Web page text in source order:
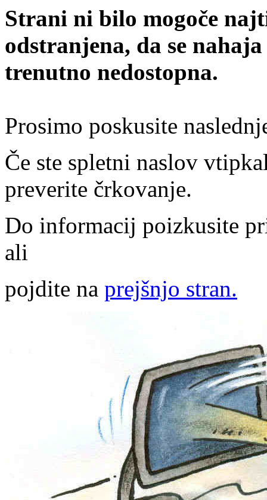
Strani ni bilo mogoče
odstranjena, da se
trenutno nedostopna.
Prosimo poskusite
Če ste spletni naslov
preverite črkovanje.
Do informacij poizkusite
ali
pojdite na prejšnjo stran.